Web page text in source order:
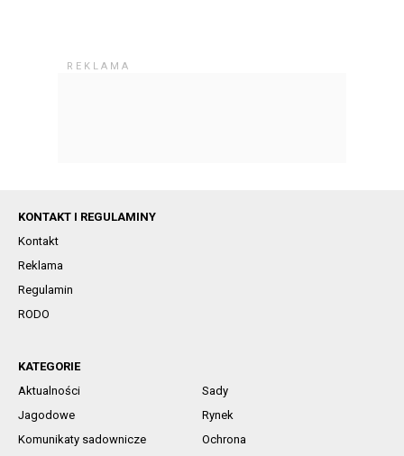
KONTAKT I REGULAMINY
Kontakt
Reklama
Regulamin
RODO
KATEGORIE
Aktualności
Sady
Jagodowe
Rynek
Komunikaty sadownicze
Ochrona